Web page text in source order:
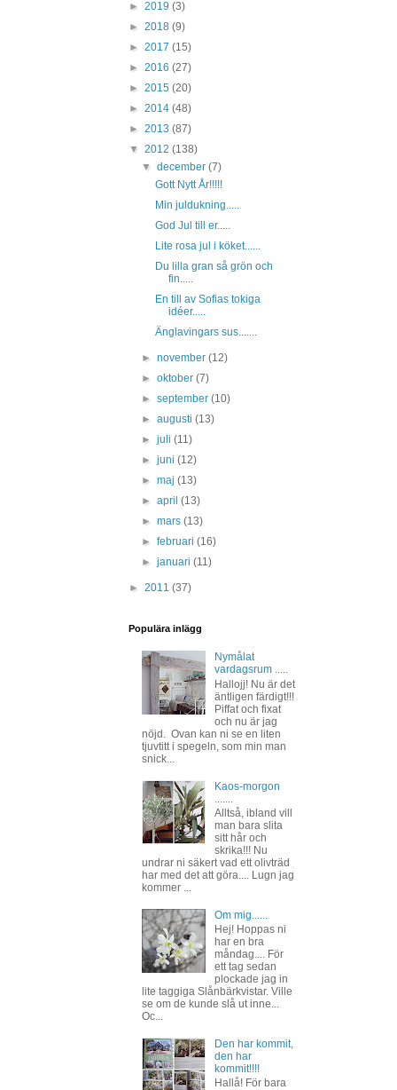
► 2019 (3)
► 2018 (9)
► 2017 (15)
► 2016 (27)
► 2015 (20)
► 2014 (48)
► 2013 (87)
▼ 2012 (138)
▼december(7)
Gott Nytt År!!!!!
Min juldukning.....
God Jul till er.....
Lite rosa jul i köket......
Du lilla gran så grön och
fin.....
En till av Sofias tokiga
idéer.....
Änglavingars sus.......
►november(12)
►oktober(7)
►september(10)
►augusti(13)
►juli(11)
►juni(12)
►maj(13)
►april(13)
►mars(13)
►februari(16)
►januari(11)
► 2011 (37)
Populära inlägg
Nymålat
vardagsrum .....
Hallojj! Nu är det
äntligen färdigt!!!
Piffat och fixat
och nu är jag
nöjd. Ovan kan ni se en liten
tjuvtitt i spegeln, som min man
snick...
Kaos-morgon
Alltså, ibland vill
man bara slita
sitt hår och
skrika!!! Nu
undrar ni säkert vad ett olivträd
har med det att göra.... Lugn jag
kommer ...
Om mig......
Hej! Hoppas ni
har en bra
måndag.... För
ett tag sedan
plockade jag in
lite taggiga Slånbärkvistar. Ville
se om de kunde slå ut inne...
Oc...
Den har kommit,
den har
kommit!!!!
Hallå! För bara